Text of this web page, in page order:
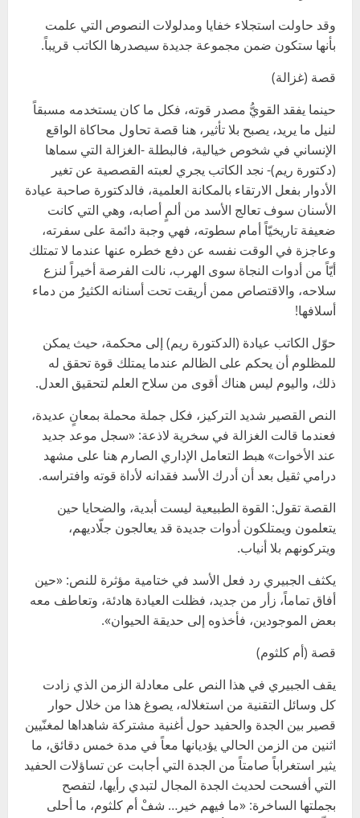
وقد حاولت استجلاء خفايا ومدلولات النصوص التي علمت
بأنها ستكون ضمن مجموعة جديدة سيصدرها الكاتب قريباً.
قصة (غزالة)
حينما يفقد القويُّ مصدر قوته، فكل ما كان يستخدمه مسبقاً
لنيل ما يريد، يصبح بلا تأثير، هنا قصة تحاول محاكاة الواقع
الإنساني في شخوص خيالية، فالبطلة -الغزالة التي سماها
(دكتورة ريم)- نجد الكاتب يجري لعبته القصصية عن تغير
الأدوار بفعل الارتقاء بالمكانة العلمية، فالدكتورة صاحبة عيادة
الأسنان سوف تعالج الأسد من ألمٍ أصابه، وهي التي كانت
ضعيفة تاريخيّاً أمام سطوته، فهي وجبة دائمة على سفرته،
وعاجزة في الوقت نفسه عن دفع خطره عنها عندما لا تمتلك
أيّاً من أدوات النجاة سوى الهرب، نالت الفرصة أخيراً لنزع
سلاحه، والاقتصاص ممن أريقت تحت أسنانه الكثيرُ من دماء
أسلافها!
حوّل الكاتب عيادة (الدكتورة ريم) إلى محكمة، حيث يمكن
للمظلوم أن يحكم على الظالم عندما يمتلك قوة تحقق له
ذلك، واليوم ليس هناك أقوى من سلاح العلم لتحقيق العدل.
النص القصير شديد التركيز، فكل جملة محملة بمعانٍ عديدة،
فعندما قالت الغزالة في سخرية لاذعة: «سجل موعد جديد
عند الأخوات» هبط التعامل الإداري الصارم هنا على مشهد
درامي ثقيل بعد أن أدرك الأسد فقدانه لأداة قوته وافتراسه.
القصة تقول: القوة الطبيعية ليست أبدية، والضحايا حين
يتعلمون ويمتلكون أدوات جديدة قد يعالجون جلّاديهم،
ويتركونهم بلا أنياب.
يكثف الجبيري رد فعل الأسد في ختامية مؤثرة للنص: «حين
أفاق تماماً، زأر من جديد، فظلت العيادة هادئة، وتعاطف معه
بعض الموجودين، فأخذوه إلى حديقة الحيوان».
قصة (أم كلثوم)
يقف الجبيري في هذا النص على معادلة الزمن الذي زادت
كل وسائل التقنية من استغلاله، يصوغ هذا من خلال حوار
قصير بين الجدة والحفيد حول أغنية مشتركة شاهداها لمغنّيين
اثنين من الزمن الحالي يؤديانها معاً في مدة خمس دقائق، ما
يثير استغراباً صامتاً من الجدة التي أجابت عن تساؤلات الحفيد
التي أفسحت لحديث الجدة المجال لتبدي رأيها، لتفصح
بجملتها الساخرة: «ما فيهم خير… شفْ أم كلثوم، ما أحلى